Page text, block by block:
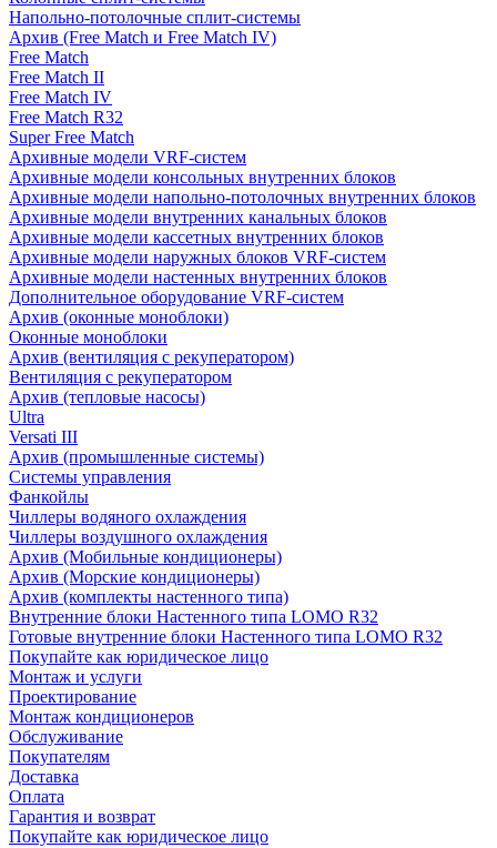
Напольно-потолочные сплит-системы
Архив (Free Match и Free Match IV)
Free Match
Free Match II
Free Match IV
Free Match R32
Super Free Match
Архивные модели VRF-систем
Архивные модели консольных внутренних блоков
Архивные модели напольно-потолочных внутренних блоков
Архивные модели внутренних канальных блоков
Архивные модели кассетных внутренних блоков
Архивные модели наружных блоков VRF-систем
Архивные модели настенных внутренних блоков
Дополнительное оборудование VRF-систем
Архив (оконные моноблоки)
Оконные моноблоки
Архив (вентиляция с рекуператором)
Вентиляция с рекуператором
Архив (тепловые насосы)
Ultra
Versati III
Архив (промышленные системы)
Системы управления
Фанкойлы
Чиллеры водяного охлаждения
Чиллеры воздушного охлаждения
Архив (Мобильные кондиционеры)
Архив (Морские кондиционеры)
Архив (комплекты настенного типа)
Внутренние блоки Настенного типа LOMO R32
Готовые внутренние блоки Настенного типа LOMO R32
Покупайте как юридическое лицо
Монтаж и услуги
Проектирование
Монтаж кондиционеров
Обслуживание
Покупателям
Доставка
Оплата
Гарантия и возврат
Покупайте как юридическое лицо